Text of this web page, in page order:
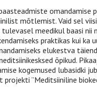
omandamise
mõtlemist. Vaid sel
meedikul baasi nii
praktikas kui ka
elukestva
õpikud.
kogemused lubasidki
”Meditsiiniline